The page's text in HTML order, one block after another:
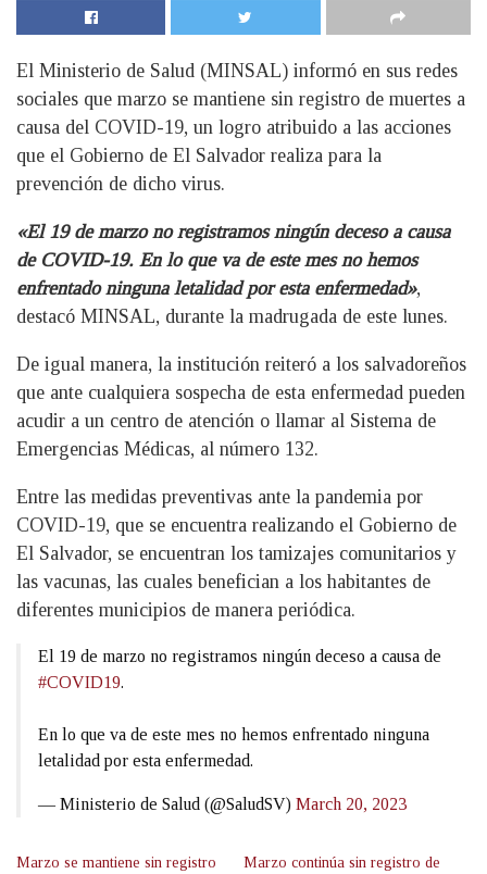
El Ministerio de Salud (MINSAL) informó en sus redes
sociales que marzo se mantiene sin registro de muertes a
causa del COVID-19, un logro atribuido a las acciones
que el Gobierno de El Salvador realiza para la
prevención de dicho virus.
«El 19 de marzo no registramos ningún deceso a causa
de COVID-19. En lo que va de este mes no hemos
enfrentado ninguna letalidad por esta enfermedad»,
destacó MINSAL, durante la madrugada de este lunes.
De igual manera, la institución reiteró a los salvadoreños
que ante cualquiera sospecha de esta enfermedad pueden
acudir a un centro de atención o llamar al Sistema de
Emergencias Médicas, al número 132.
Entre las medidas preventivas ante la pandemia por
COVID-19, que se encuentra realizando el Gobierno de
El Salvador, se encuentran los tamizajes comunitarios y
las vacunas, las cuales benefician a los habitantes de
diferentes municipios de manera periódica.
El 19 de marzo no registramos ningún deceso a causa de
#COVID19.
En lo que va de este mes no hemos enfrentado ninguna
letalidad por esta enfermedad.
— Ministerio de Salud (@SaludSV) March 20, 2023
Marzo se mantiene sin registro
Marzo continúa sin registro de